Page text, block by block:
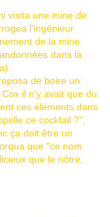
visita une mine de
l'ingénieur
de la mine
dans la
de boire un
il n'y avait que du
ces éléments dans
ce cocktail ?",
ça doit être un
que "ce nom
que le nôtre.